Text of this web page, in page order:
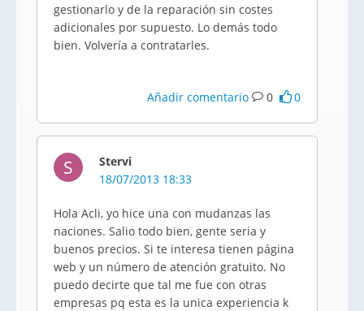
gestionarlo y de la reparación sin costes
adicionales por supuesto. Lo demás todo
bien. Volvería a contratarles.
Añadir comentario 0 0
S
Stervi
18/07/2013 18:33
Hola Acli, yo hice una con mudanzas las
naciones. Salio todo bien, gente seria y
buenos precios. Si te interesa tienen página
web y un número de atención gratuito. No
puedo decirte que tal me fue con otras
empresas pq esta es la unica experiencia k